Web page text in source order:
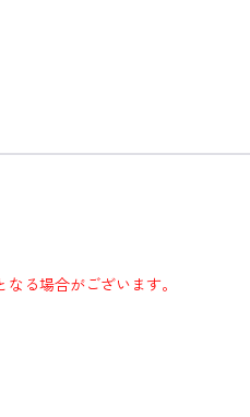
る場合がございます。